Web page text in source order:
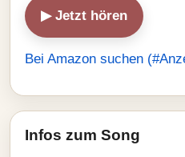
▶ Jetzt hören
Bei Amazon suchen
Infos zum Song